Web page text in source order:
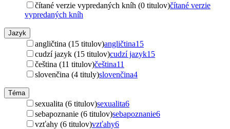
čítané verzie vypredaných kníh (0 titulov)čítané verzie
vypredaných kníh
Jazyk
angličtina (15 titulov)angličtina15
cudzí jazyk (15 titulov)cudzí jazyk15
čeština (11 titulov)čeština11
slovenčina (4 tituly)slovenčina4
Téma
sexualita (6 titulov)sexualita6
sebapoznanie (6 titulov)sebapoznanie6
vzťahy (6 titulov)vzťahy6